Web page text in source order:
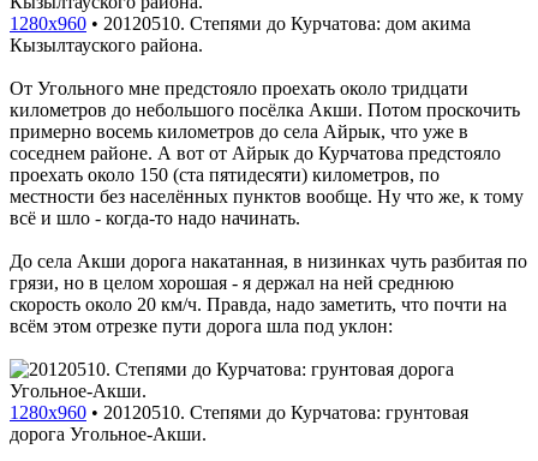
1280x960 • 20120510. Степями до Курчатова: дом акима
Кызылтауского района.
От Угольного мне предстояло проехать около тридцати
километров до небольшого посёлка Акши. Потом проскочить
примерно восемь километров до села Айрык, что уже в
соседнем районе. А вот от Айрык до Курчатова предстояло
проехать около 150 (ста пятидесяти) километров, по
местности без населённых пунктов вообще. Ну что же, к тому
всё и шло - когда-то надо начинать.
До села Акши дорога накатанная, в низинках чуть разбитая по
грязи, но в целом хорошая - я держал на ней среднюю
скорость около 20 км/ч. Правда, надо заметить, что почти на
всём этом отрезке пути дорога шла под уклон:
1280x960 • 20120510. Степями до Курчатова: грунтовая
дорога Угольное-Акши.